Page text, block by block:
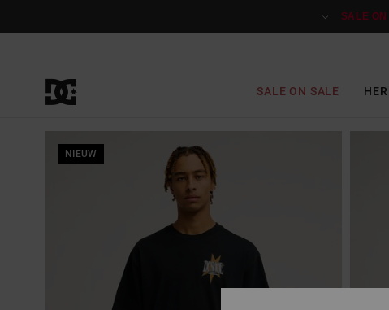
SALE
SALE ON SALE
NIEUW